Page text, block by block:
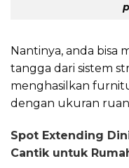
Nantinya, anda bisa
tangga dari sistem
menghasilkan
dengan ukuran
Spot Extending
Cantik untuk